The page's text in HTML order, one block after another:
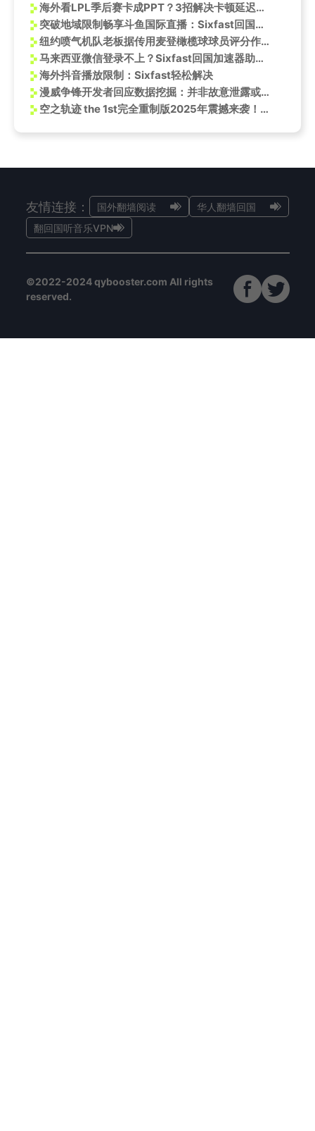
海外看LPL季后赛卡成PPT？3招解决卡顿延迟，亲测有效！
突破地域限制畅享斗鱼国际直播：Sixfast回国加速器助你一臂之力
纽约喷气机队老板据传用麦登橄榄球球员评分作签约参考
马来西亚微信登录不上？Sixfast回国加速器助你解决！
海外抖音播放限制：Sixfast轻松解决
漫威争锋开发者回应数据挖掘：并非故意泄露或钓鱼
空之轨迹 the 1st完全重制版2025年震撼来袭！中文版同步发售
友情连接： 国外翻墙阅读
华人翻墙回国
翻回国听音乐VPN
©2022-2024 qybooster.com All rights
reserved.